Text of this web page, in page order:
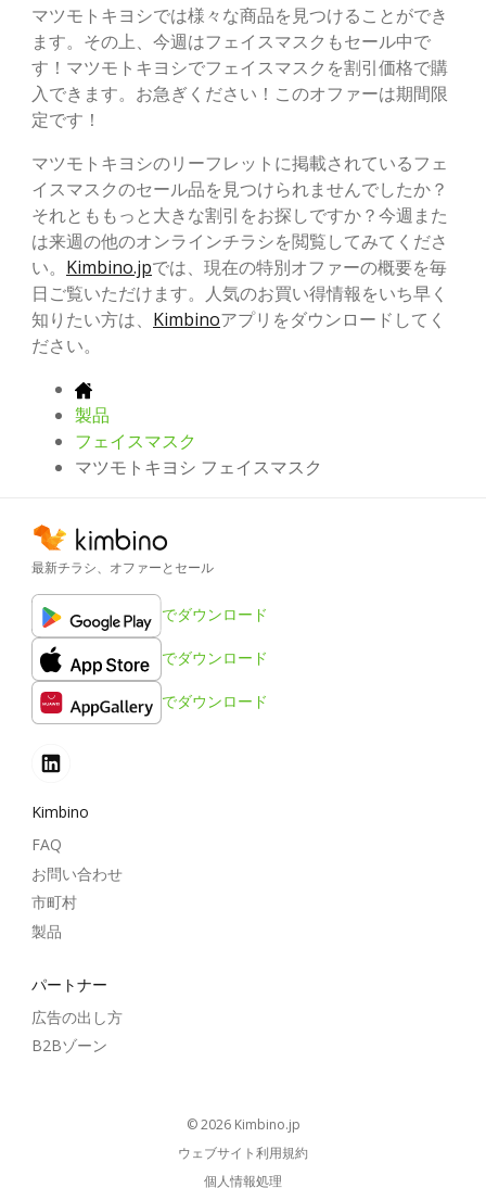
マツモトキヨシでは様々な商品を見つけることができ
ます。その上、今週はフェイスマスクもセール中で
す！マツモトキヨシでフェイスマスクを割引価格で購
入できます。お急ぎください！このオファーは期間限
定です！
マツモトキヨシのリーフレットに掲載されているフェ
イスマスクのセール品を見つけられませんでしたか？
それとももっと大きな割引をお探しですか？今週また
は来週の他のオンラインチラシを閲覧してみてくださ
い。 Kimbino.jpでは、現在の特別オファーの概要を毎
日ご覧いただけます。人気のお買い得情報をいち早く
知りたい方は、 Kimbinoアプリをダウンロードしてく
ださい。
製品
フェイスマスク
マツモトキヨシ フェイスマスク
最新チラシ、オファーとセール
でダウンロード
でダウンロード
でダウンロード
Kimbino
FAQ
お問い合わせ
市町村
製品
パートナー
広告の出し方
B2Bゾーン
© 2026 kimbino.jp
ウェブサイト利用規約
個人情報処理